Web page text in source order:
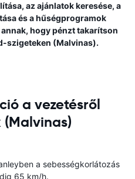
az ajánlatok keresése, a
és a hűségprogramok
hogy pénzt takarítson
szigeteken (Malvinas).
a vezetésről
a sebességkorlátozás
65 km/h.